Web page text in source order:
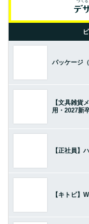
パッケージ
【文具雑貨
用・2027新
【正社員】
【キトビ】